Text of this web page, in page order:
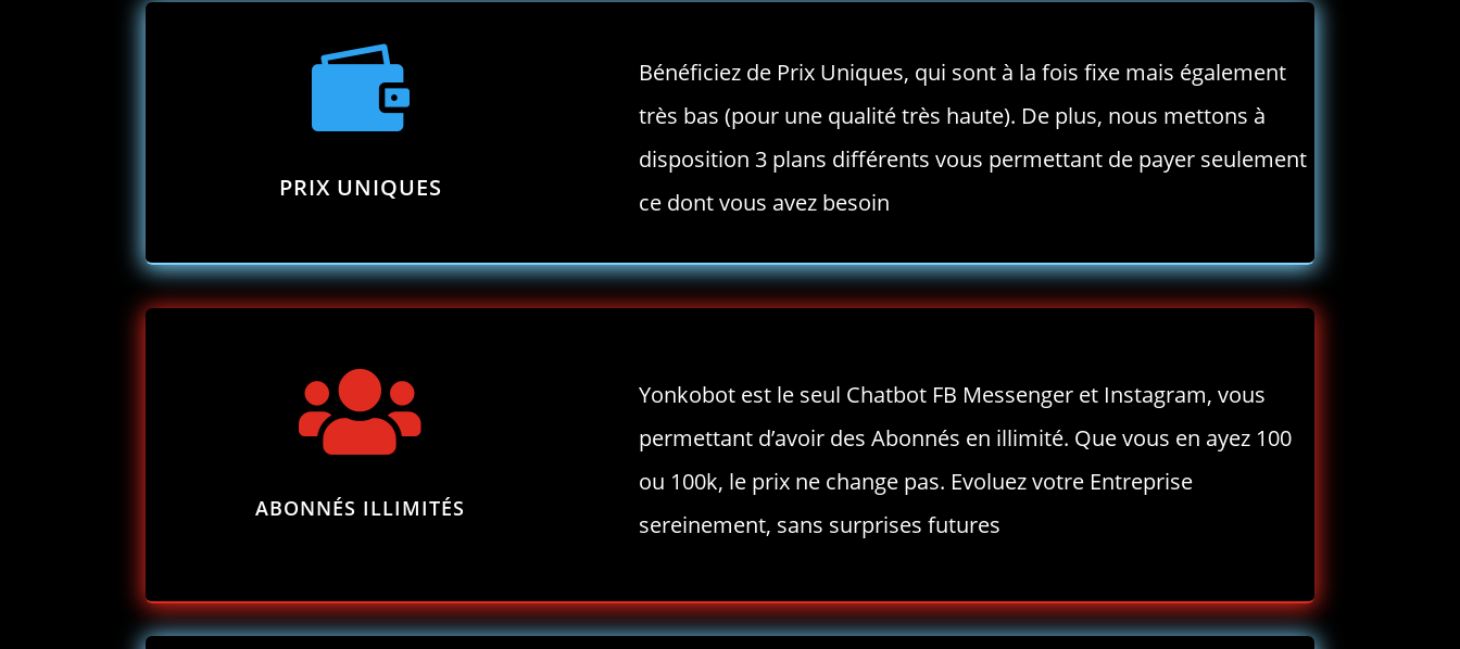

PRIX UNIQUES
Bénéficiez de Prix Uniques, qui sont à la fois fixe mais également
très bas (pour une qualité très haute). De plus, nous mettons à
disposition 3 plans différents vous permettant de payer seulement
ce dont vous avez besoin

ABONNÉS ILLIMITÉS
Yonkobot est le seul Chatbot FB Messenger et Instagram, vous
permettant d’avoir des Abonnés en illimité. Que vous en ayez 100
ou 100k, le prix ne change pas. Evoluez votre Entreprise
sereinement, sans surprises futures